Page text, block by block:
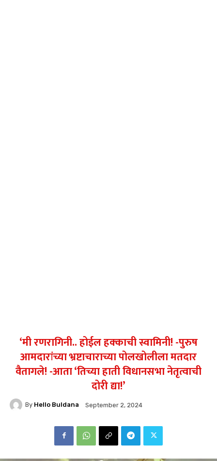
‘मी रणरागिनी.. होईल हक्काची स्वामिनी! -पुरुष
आमदारांच्या भ्रष्टाचाराच्या पोलखोलीला मतदार
वैतागले! -आता ‘तिच्या हाती विधानसभा नेतृत्वाची
दोरी द्या!’
By Hello Buldana September 2, 2024